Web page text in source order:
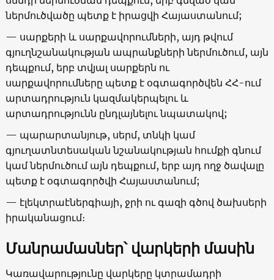
ներմուծվածը պետք է իրացվի Հայաստանում;
— սարքերի և սարքավորումների, այդ թվում
գյուղնշանակության ապրանքների ներմուծում, այն
դեպքում, երբ տվյալ սարքերն ու
սարքավորումները պետք է օգտագործվեն ՀՀ-ում
արտադրություն կազմակերպելու և
արտադրությունն ընդլայնելու նպատակով;
— պարարտանյութ, սերմ, տնկի կամ
գյուղատնտեսական նշանակության հումքի գնում
կամ ներմուծում այն դեպքում, երբ այդ ողջ ծավալը
պետք է օգտագործվի Հայաստանում;
— էլեկտրաէներգիայի, ջրի ու գազի գծով ծախսերի
իրականացում։
Մանրամասներ՝ վարկերի մասին
Կառավարությունը վարկերը կտրամադրի